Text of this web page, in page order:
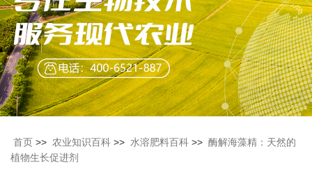
首页 >> 农业知识百科 >> 水溶肥料百科 >> 酶解海藻精：天然的
植物生长促进剂